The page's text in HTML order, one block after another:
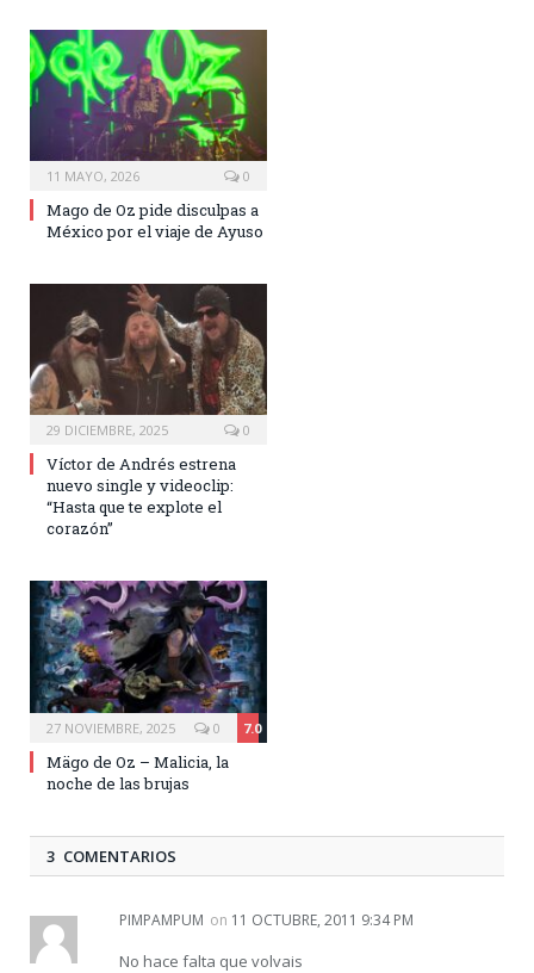
11 MAYO, 2026 0
Mago de Oz pide disculpas a
México por el viaje de Ayuso
29 DICIEMBRE, 2025 0
Víctor de Andrés estrena
nuevo single y videoclip:
“Hasta que te explote el
corazón”
27 NOVIEMBRE, 2025 7.0
0
Mägo de Oz – Malicia, la
noche de las brujas
3 COMENTARIOS
PIMPAMPUM on 11 OCTUBRE, 2011 9:34 PM
No hace falta que volvais